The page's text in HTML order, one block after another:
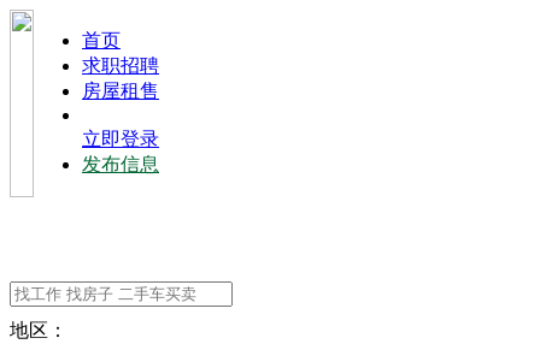
⾸⻚
求职招聘
房屋租售
立即登录
发布信息
地区：